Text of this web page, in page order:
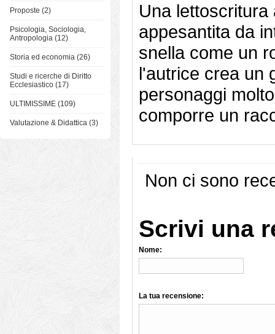
Proposte (2)
Psicologia, Sociologia,
Antropologia (12)
Storia ed economia (26)
Studi e ricerche di Diritto
Ecclesiastico (17)
ULTIMISSIME (109)
Valutazione & Didattica (3)
Una lettoscritura
appesantita da
snella come un
l'autrice crea un
personaggi
comporre un
Non ci sono
Scrivi una
Nome:
La tua recensione: